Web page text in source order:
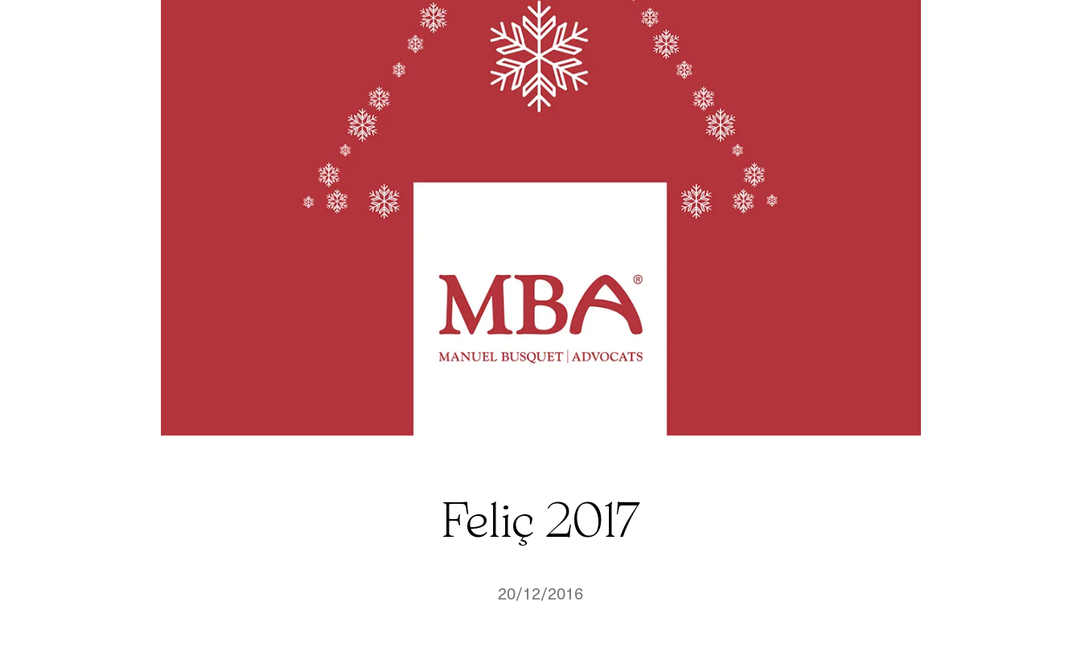
Feliç 2017
20/12/2016